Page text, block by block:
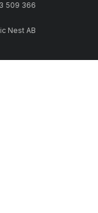
509 366
Nest AB